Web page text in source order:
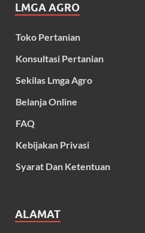
LMGA AGRO
Toko Pertanian
Konsultasi Pertanian
Sekilas Lmga Agro
Belanja Online
FAQ
Kebijakan Privasi
Syarat Dan Ketentuan
ALAMAT